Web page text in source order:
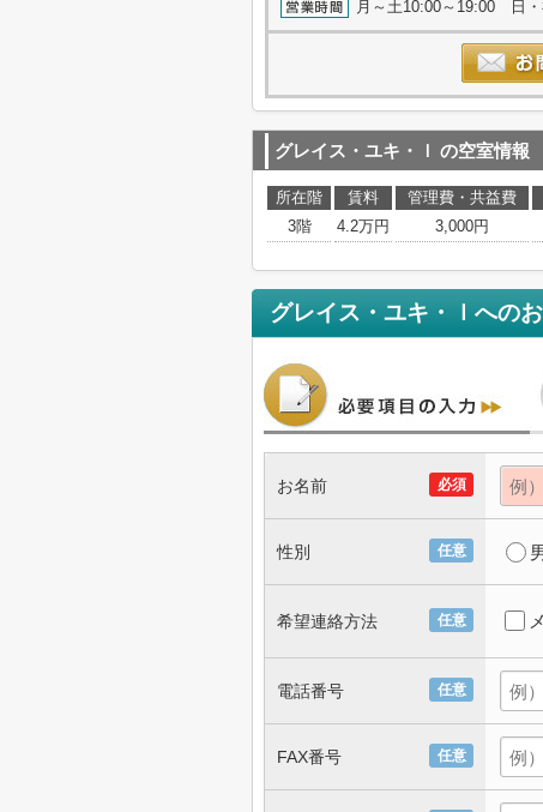
月～土10:00～19:00 日
グレイス・ユキ・ｌ の空室情報
所在階 賃料 管理費・共益費
3階
4.2万円 3,000円
グレイス・ユキ・ｌ への
必須
お名前
任意
性別
任意
希望連絡方法
任意
電話番号
任意
FAX番号